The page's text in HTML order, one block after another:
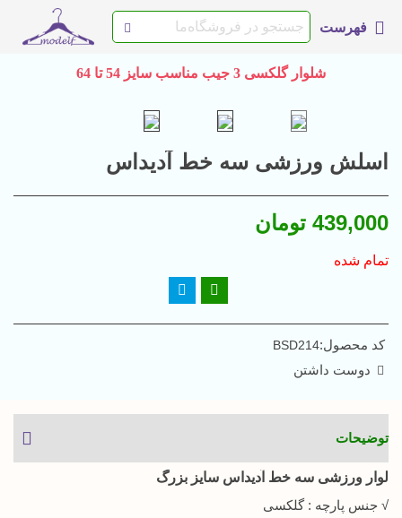
فهرست
شلوار گلکسی 3 جیب مناسب سایز 54 تا 64
اسلش ورزشی سه خط آدیداس
439,000 تومان
تمام شده
کد محصول:BSD214
دوست داشتن
توضیحات
لوار ورزشی سه خط آدیداس سایز بزرگ
√ جنس پارچه : گلکسی